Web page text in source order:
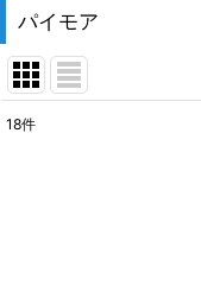
パイモア
18件